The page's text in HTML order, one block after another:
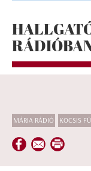
MÁRIA RÁDIÓ KOCSIS